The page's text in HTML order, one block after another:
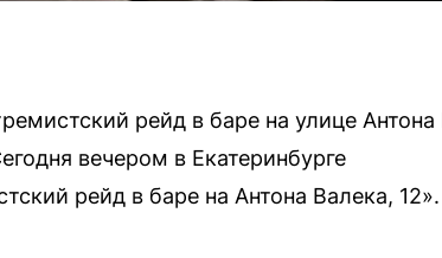
рейд в баре на улице Антона
вечером в Екатеринбурге
рейд в баре на Антона Валека, 12».